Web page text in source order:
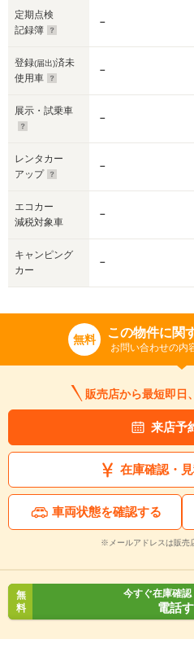
定期点検
記録簿
－
登録(届出)済未
使用車
－
展示・試乗車
－
レンタカー
アップ
－
エコカー
減税対象車
－
キャンピング
カー
－
無料 この物件に関
お問い合わせの内
販売店から最短即日
来店予
在庫確認・
車両状態を確認する
※メールアドレスは販売
無
料
今すぐ在庫確
電話